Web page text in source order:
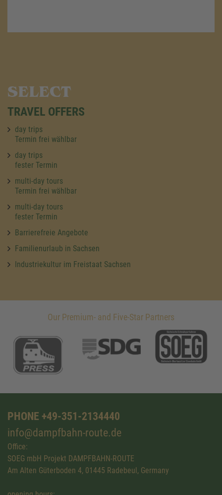
SELECT
TRAVEL OFFERS
day trips
Termin frei wählbar
day trips
fester Termin
multi-day tours
Termin frei wählbar
multi-day tours
fester Termin
Barrierefreie Angebote
Familienurlaub in Sachsen
Industriekultur im Freistaat Sachsen
Our Premium- and Five-Star Partners
PHONE +49-351-2134440
info@dampfbahn-route.de
Office:
SOEG mbH Projekt DAMPFBAHN-ROUTE
Am Alten Güterboden 4, 01445 Radebeul, Germany